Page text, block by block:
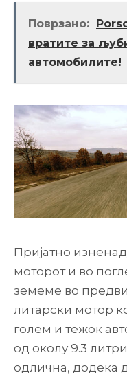
Поврзано:
вратите за
автомобилите!
Пријатно
моторот и во
земеме во
литарски мотор
голем и тежок
од околу 9.3
одлична, додека